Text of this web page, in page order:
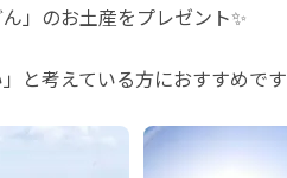
」のお土産をプレゼント✨
と考えている方におすすめです